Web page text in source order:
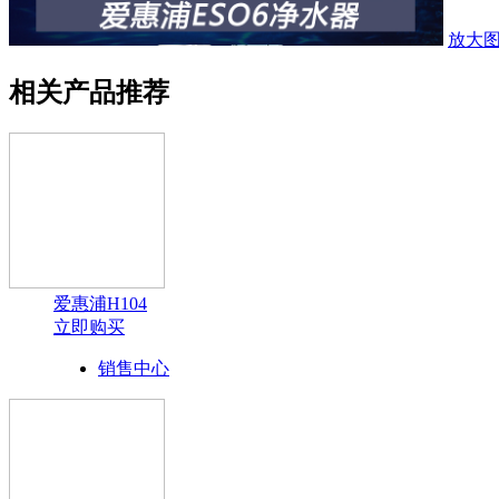
放大
相关产品推荐
爱惠浦H104
立即购买
销售中心